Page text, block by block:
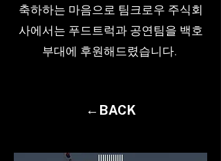
축하하는 마음으로 팀크로우 주식회
사에서는 푸드트럭과 공연팀을 백호
부대에 후원해드렸습니다.
←BACK